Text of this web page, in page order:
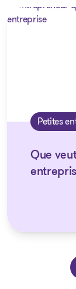
Petites
Que